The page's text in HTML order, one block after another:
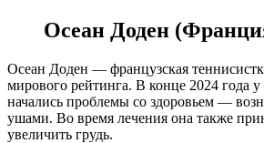
Осеан Доден
Осеан Доден — французская
мирового рейтинга. В конце 2024 года
начались проблемы со здоровьем —
ушами. Во время лечения она также
увеличить грудь.